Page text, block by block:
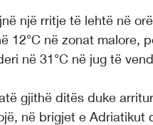
një rritje të lehtë në
12°C në zonat malore,
në 31°C në jug të
gjithë ditës duke
në brigjet e Adriatikut